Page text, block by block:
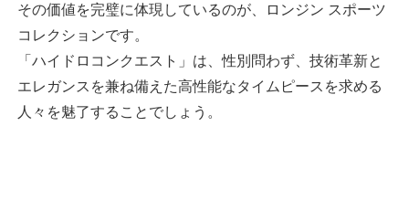
その価値を完璧に体現しているのが、ロンジン スポーツ
コレクションです。
「ハイドロコンクエスト」は、性別問わず、技術革新と
エレガンスを兼ね備えた高性能なタイムピースを求める
人々を魅了することでしょう。